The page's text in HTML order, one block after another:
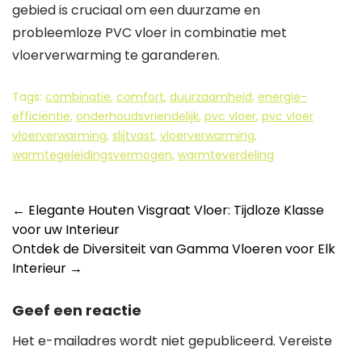
gebied is cruciaal om een duurzame en
probleemloze PVC vloer in combinatie met
vloerverwarming te garanderen.
Tags: combinatie, comfort, duurzaamheid, energie-
efficiëntie, onderhoudsvriendelijk, pvc vloer, pvc vloer
vloerverwarming, slijtvast, vloerverwarming,
warmtegeleidingsvermogen, warmteverdeling
Berichtnavigatie
← Elegante Houten Visgraat Vloer: Tijdloze Klasse
voor uw Interieur
Ontdek de Diversiteit van Gamma Vloeren voor Elk
Interieur →
Geef een reactie
Het e-mailadres wordt niet gepubliceerd. Vereiste